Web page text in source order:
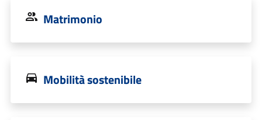
Matrimonio
Mobilità sostenibile